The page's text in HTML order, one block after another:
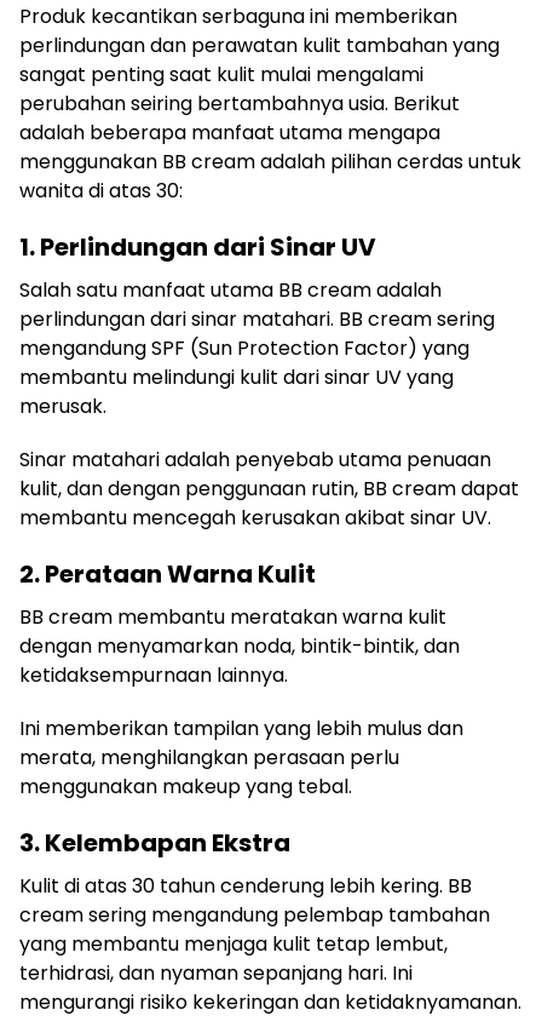
Produk kecantikan serbaguna ini memberikan
perlindungan dan perawatan kulit tambahan yang
sangat penting saat kulit mulai mengalami
perubahan seiring bertambahnya usia. Berikut
adalah beberapa manfaat utama mengapa
menggunakan BB cream adalah pilihan cerdas untuk
wanita di atas 30:
1. Perlindungan dari Sinar UV
Salah satu manfaat utama BB cream adalah
perlindungan dari sinar matahari. BB cream sering
mengandung SPF (Sun Protection Factor) yang
membantu melindungi kulit dari sinar UV yang
merusak.
Sinar matahari adalah penyebab utama penuaan
kulit, dan dengan penggunaan rutin, BB cream dapat
membantu mencegah kerusakan akibat sinar UV.
2. Perataan Warna Kulit
BB cream membantu meratakan warna kulit
dengan menyamarkan noda, bintik-bintik, dan
ketidaksempurnaan lainnya.
Ini memberikan tampilan yang lebih mulus dan
merata, menghilangkan perasaan perlu
menggunakan makeup yang tebal.
3. Kelembapan Ekstra
Kulit di atas 30 tahun cenderung lebih kering. BB
cream sering mengandung pelembap tambahan
yang membantu menjaga kulit tetap lembut,
terhidrasi, dan nyaman sepanjang hari. Ini
mengurangi risiko kekeringan dan ketidaknyamanan.